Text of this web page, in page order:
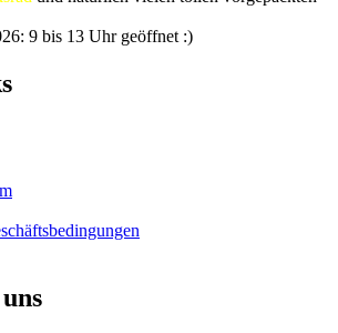
9 bis 13 Uhr geöffnet :)